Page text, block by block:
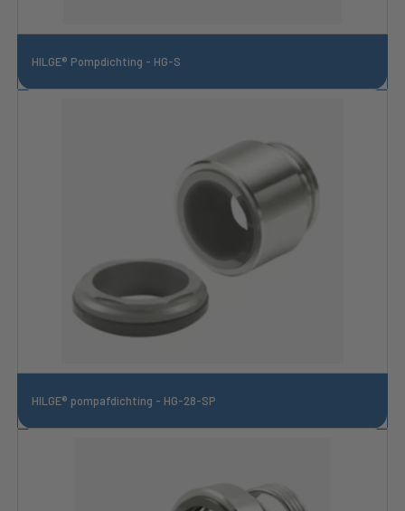
HILGE® Pompdichting - HG-S
HILGE® pompafdichting - HG-28-SP